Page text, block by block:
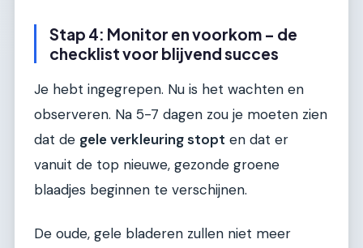
Stap 4: Monitor en voorkom – de
checklist voor blijvend succes
Je hebt ingegrepen. Nu is het wachten en
observeren. Na 5-7 dagen zou je moeten zien
dat de gele verkleuring stopt en dat er
vanuit de top nieuwe, gezonde groene
blaadjes beginnen te verschijnen.
De oude, gele bladeren zullen niet meer